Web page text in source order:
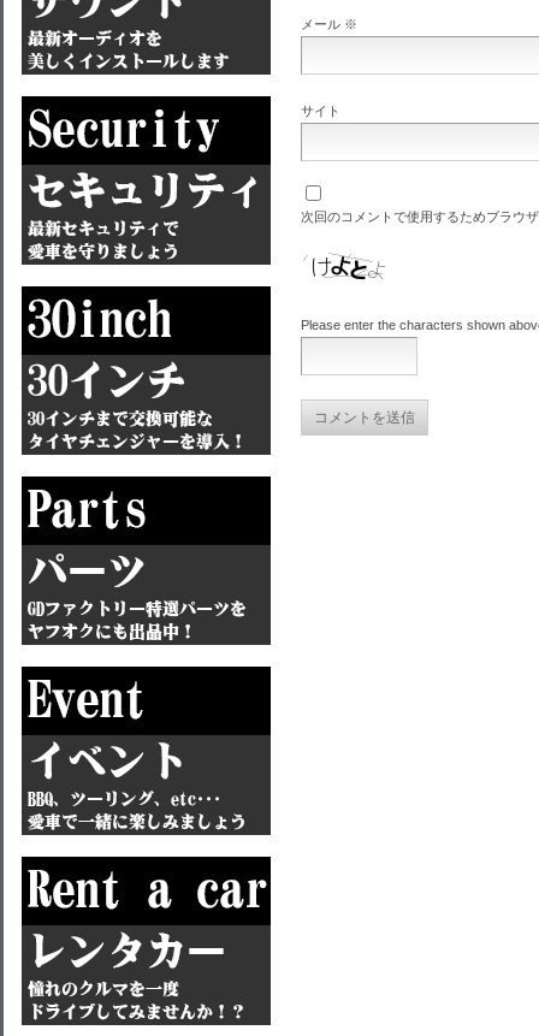
メール ※
サイト
次回のコメントで使用するためブラウ
Please enter the characters shown